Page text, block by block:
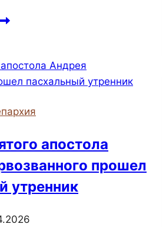
апостола
прошел
утренник